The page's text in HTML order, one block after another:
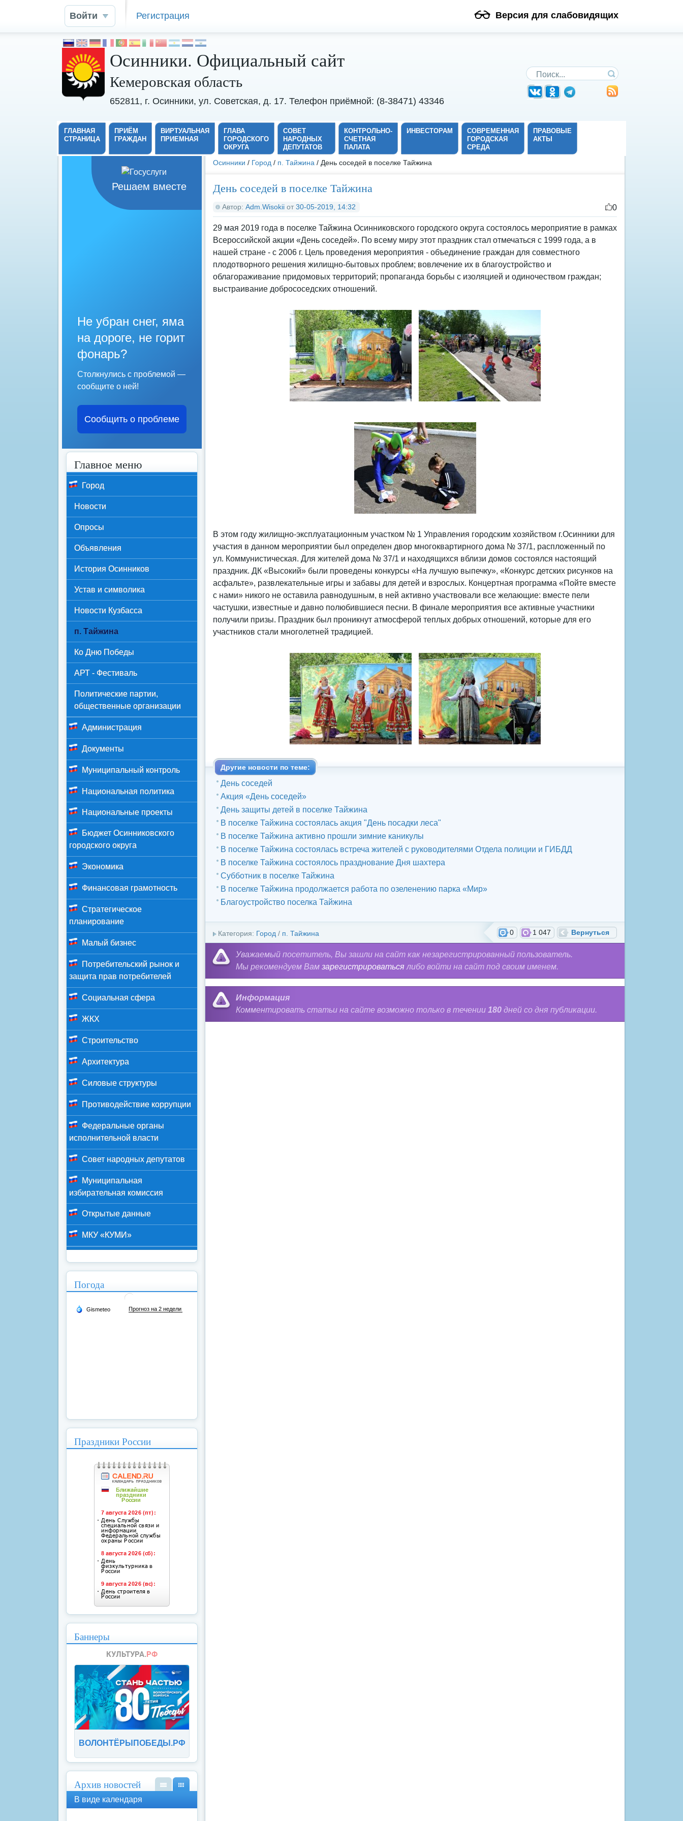
Версия для слабовидящих
Войти Регистрация
Поиск по сайту
Осинники. Официальный сайт
Кемеровская область
652811, г. Осинники, ул. Советская, д. 17. Телефон приёмной: (8-38471) 43346
ГЛАВНАЯ
СТРАНИЦА
ПРИЁМ
ГРАЖДАН
ВИРТУАЛЬНАЯ
ПРИЕМНАЯ
ГЛАВА
ГОРОДСКОГО
ОКРУГА
СОВЕТ
НАРОДНЫХ
ДЕПУТАТОВ
КОНТРОЛЬНО-
СЧЕТНАЯ
ПАЛАТА
ИНВЕСТОРАМ
СОВРЕМЕННАЯ
ГОРОДСКАЯ
СРЕДА
ПРАВОВЫЕ
АКТЫ
Осинники / Город / п. Тайжина / День соседей в поселке Тайжина
День соседей в поселке Тайжина
Автор: Adm.Wisokii от 30-05-2019, 14:32 0
29 мая 2019 года в поселке Тайжина Осинниковского городского округа состоялось мероприятие в рамках
Всероссийской акции «День соседей». По всему миру этот праздник стал отмечаться с 1999 года, а в
нашей стране - с 2006 г. Цель проведения мероприятия - объединение граждан для совместного
плодотворного решения жилищно-бытовых проблем; вовлечение их в благоустройство и
облагораживание придомовых территорий; пропаганда борьбы с изоляцией и одиночеством граждан;
выстраивание добрососедских отношений.
В этом году жилищно-эксплуатационным участком № 1 Управления городским хозяйством г.Осинники для
участия в данном мероприятии был определен двор многоквартирного дома № 37/1, распложенный по
ул. Коммунистическая. Для жителей дома № 37/1 и находящихся вблизи домов состоялся настоящий
праздник. ДК «Высокий» были проведены конкурсы «На лучшую выпечку», «Конкурс детских рисунков на
асфальте», развлекательные игры и забавы для детей и взрослых. Концертная программа «Пойте вместе
с нами» никого не оставила равнодушным, в ней активно участвовали все желающие: вместе пели
частушки, известные и давно полюбившиеся песни. В финале мероприятия все активные участники
получили призы. Праздник был проникнут атмосферой теплых добрых отношений, которые для его
участников стали многолетней традицией.
Другие новости по теме:
День соседей
Акция «День соседей»
День защиты детей в поселке Тайжина
В поселке Тайжина состоялась акция "День посадки леса"
В поселке Тайжина активно прошли зимние каникулы
В поселке Тайжина состоялась встреча жителей с руководителями Отдела полиции и ГИБДД
В поселке Тайжина состоялось празднование Дня шахтера
Субботник в поселке Тайжина
В поселке Тайжина продолжается работа по озеленению парка «Мир»
Благоустройство поселка Тайжина
Вернуться
1 047
0
Категория: Город / п. Тайжина
Уважаемый посетитель, Вы зашли на сайт как незарегистрированный пользователь.
Мы рекомендуем Вам зарегистрироваться либо войти на сайт под своим именем.
Информация
Комментировать статьи на сайте возможно только в течении 180 дней со дня публикации.
Решаем вместе
Не убран снег, яма
на дороге, не горит
фонарь?
Столкнулись с проблемой —
сообщите о ней!
Сообщить о проблеме
Главное меню
Город
Новости
Опросы
Объявления
История Осинников
Устав и символика
Новости Кузбасса
п. Тайжина
Ко Дню Победы
АРТ - Фестиваль
Политические партии,
общественные организации
Администрация
Документы
Муниципальный контроль
Национальная политика
Национальные проекты
Бюджет Осинниковского
городского округа
Экономика
Финансовая грамотность
Стратегическое
планирование
Малый бизнес
Потребительский рынок и
защита прав потребителей
Социальная сфера
ЖКХ
Строительство
Архитектура
Силовые структуры
Противодействие коррупции
Федеральные органы
исполнительной власти
Совет народных депутатов
Муниципальная
избирательная комиссия
Открытые данные
МКУ «КУМИ»
Погода
Праздники России
Баннеры
ВОЛОНТЁРЫПОБЕДЫ.РФ
Архив новостей
В виде календаря